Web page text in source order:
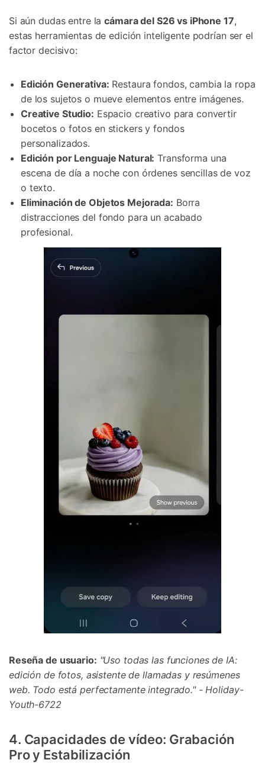
Si aún dudas entre lacámara del S26 vs iPhone 17,
estas herramientas de edición inteligente podrían ser el
factor decisivo:
Edición Generativa: Restaura fondos, cambia la ropa
de los sujetos o mueve elementos entre imágenes.
Creative Studio: Espacio creativo para convertir
bocetos o fotos en stickers y fondos
personalizados.
Edición por Lenguaje Natural: Transforma una
escena de día a noche con órdenes sencillas de voz
o texto.
Eliminación de Objetos Mejorada: Borra
distracciones del fondo para un acabado
profesional.
Reseña de usuario: "Uso todas las funciones de IA:
edición de fotos, asistente de llamadas y resúmenes
web. Todo está perfectamente integrado." - Holiday-
Youth-6722
4. Capacidades de vídeo: Grabación
Pro y Estabilización